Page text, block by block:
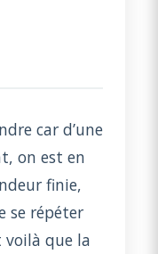
car d’une
on est en
finie,
se répéter
que la